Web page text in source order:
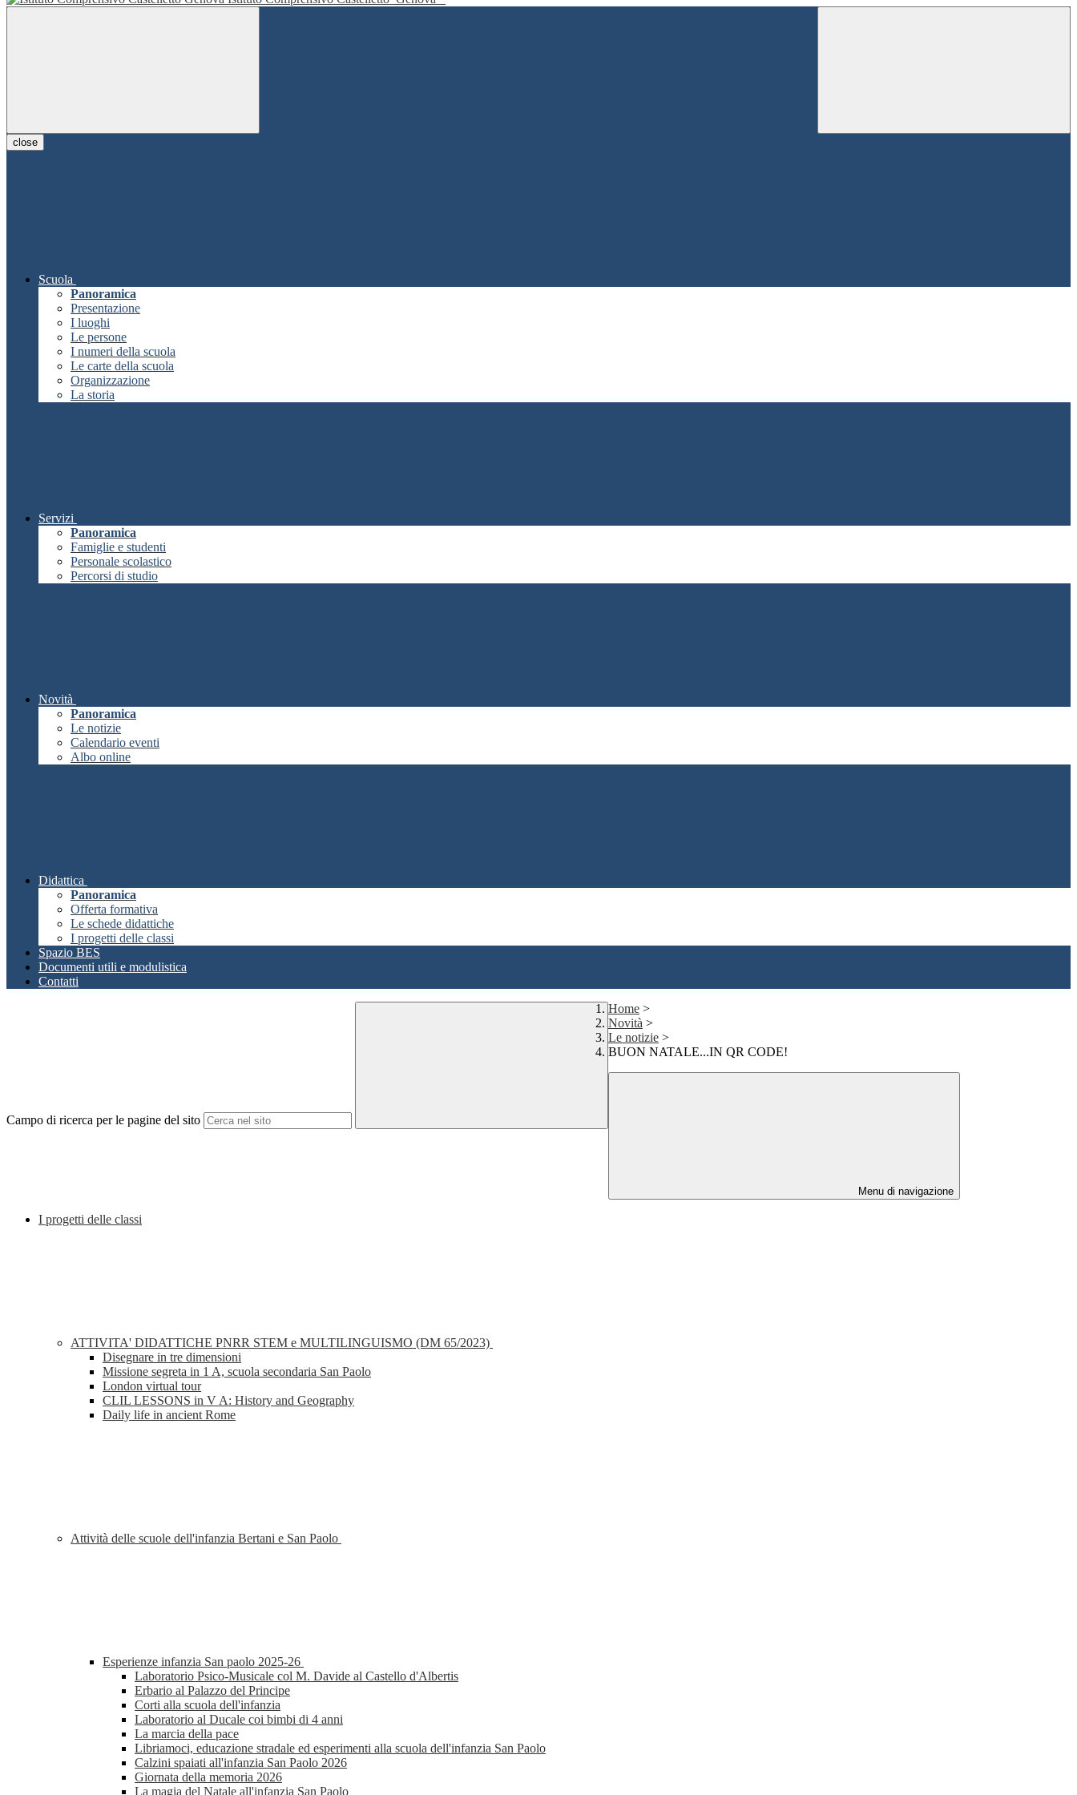
close
Scuola
Panoramica
Presentazione
I luoghi
Le persone
I numeri della scuola
Le carte della scuola
Organizzazione
La storia
Servizi
Panoramica
Famiglie e studenti
Personale scolastico
Percorsi di studio
Novità
Panoramica
Le notizie
Calendario eventi
Albo online
Didattica
Panoramica
Offerta formativa
Le schede didattiche
I progetti delle classi
Spazio BES
Documenti utili e modulistica
Contatti
Campo di ricerca per le pagine del sito
Home >
Novità >
Le notizie >
BUON NATALE...IN QR CODE!
Menu di navigazione
I progetti delle classi
ATTIVITA' DIDATTICHE PNRR STEM e MULTILINGUISMO (DM 65/2023)
Disegnare in tre dimensioni
Missione segreta in 1 A, scuola secondaria San Paolo
London virtual tour
CLIL LESSONS in V A: History and Geography
Daily life in ancient Rome
Attività delle scuole dell'infanzia Bertani e San Paolo
Esperienze infanzia San paolo 2025-26
Laboratorio Psico-Musicale col M. Davide al Castello d'Albertis
Erbario al Palazzo del Principe
Corti alla scuola dell'infanzia
Laboratorio al Ducale coi bimbi di 4 anni
La marcia della pace
Libriamoci, educazione stradale ed esperimenti alla scuola dell'infanzia San Paolo
Calzini spaiati all'infanzia San Paolo 2026
Giornata della memoria 2026
La magia del Natale all'infanzia San Paolo